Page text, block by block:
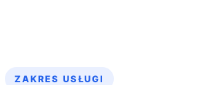
ZAKRES USŁUGI